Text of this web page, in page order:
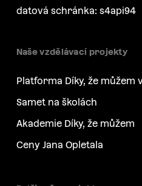
datová schránka: s4api94
Naše vzdělávací projekty
Platforma Díky, že můžem
Samet na školách
Akademie Díky, že můžem
Ceny Jana Opletala